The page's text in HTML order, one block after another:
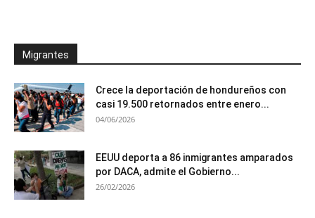
Migrantes
Crece la deportación de hondureños con
casi 19.500 retornados entre enero...
04/06/2026
EEUU deporta a 86 inmigrantes amparados
por DACA, admite el Gobierno...
26/02/2026